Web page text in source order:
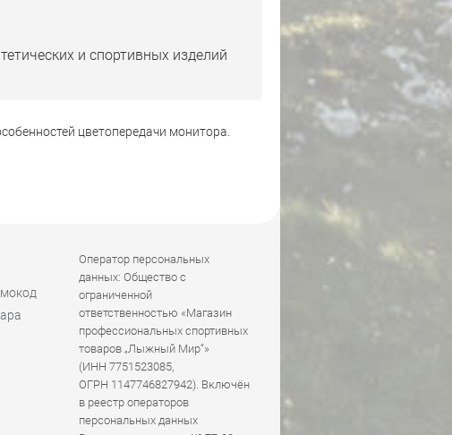
и спортивных изделий
цветопередачи монитора.
Оператор персональных
данных: Общество с
ограниченной
ответственностью «Магазин
профессиональных спортивных
товаров „Лыжный Мир“»
(ИНН 7751523085,
ОГРН 1147746827942). Включён
в реестр операторов
персональных данных